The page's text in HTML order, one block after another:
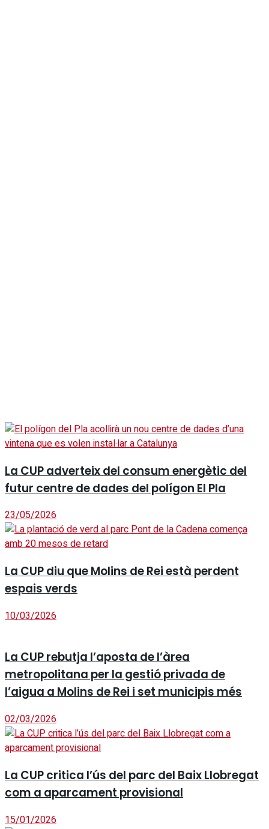
La CUP adverteix del consum energètic del
futur centre de dades del polígon El Pla
23/05/2026
La CUP diu que Molins de Rei està perdent
espais verds
10/03/2026
La CUP rebutja l’aposta de l’àrea
metropolitana per la gestió privada de
l’aigua a Molins de Rei i set municipis més
02/03/2026
La CUP critica l’ús del parc del Baix Llobregat
com a aparcament provisional
15/01/2026